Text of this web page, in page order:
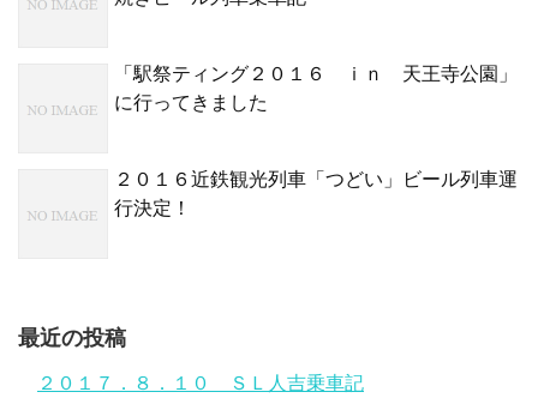
「駅祭ティング２０１６ ｉｎ 天王寺公園」
に行ってきました
２０１６近鉄観光列車「つどい」ビール列車運
行決定！
最近の投稿
２０１７．８．１０ ＳＬ人吉乗車記